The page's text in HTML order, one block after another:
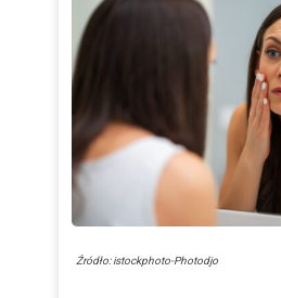
Źródło: istockphoto-Photodjo